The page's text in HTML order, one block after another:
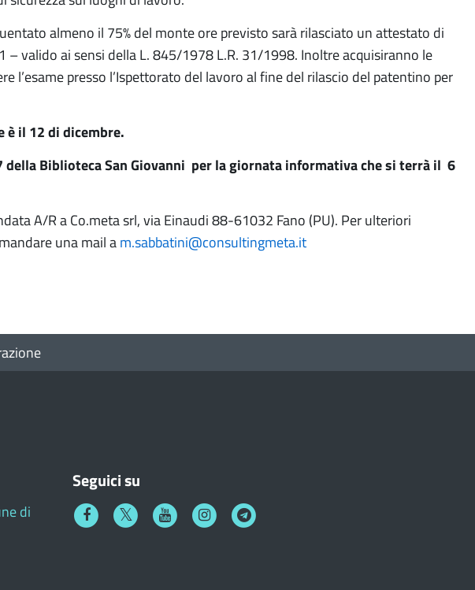
almeno il 75% del monte ore previsto sarà rilasciato un attestato di
– valido ai sensi della L. 845/1978 L.R. 31/1998. Inoltre acquisiranno le
l’esame presso l’Ispettorato del lavoro al fine del rilascio del patentino per
è il 12 di dicembre.
della Biblioteca San Giovanni per la giornata informativa che si terrà il 6
A/R a Co.meta srl, via Einaudi 88-61032 Fano (PU). Per ulteriori
una mail am.sabbatini@consultingmeta.it
di
Seguici su
FacebookTwitter YoutubeInstagramTelegram